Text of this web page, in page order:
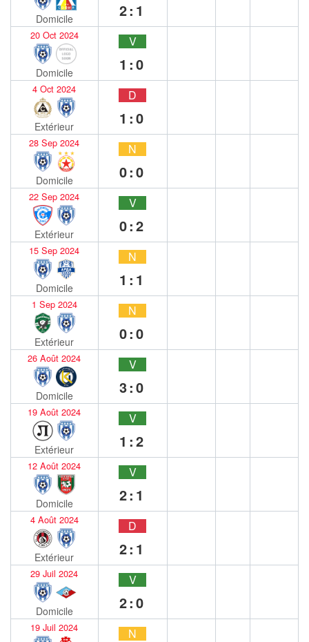
Domicile 2:1
20 Oct 2024
Domicile
V
1:0
4 Oct 2024
Extérieur
D
1:0
28 Sep 2024
Domicile
N
0:0
22 Sep 2024
Extérieur
V
0:2
15 Sep 2024
Domicile
N
1:1
1 Sep 2024
Extérieur
N
0:0
26 Août 2024
Domicile
V
3:0
19 Août 2024
Extérieur
V
1:2
12 Août 2024
Domicile
V
2:1
4 Août 2024
Extérieur
D
2:1
29 Juil 2024
Domicile
V
2:0
19 Juil 2024 N